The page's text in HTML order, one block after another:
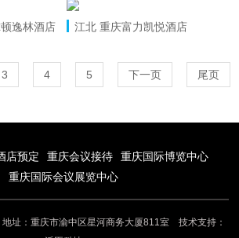
逸林酒店 江北 重庆富力凯悦酒店
3 4 5 下一页 尾页
店预定 重庆会议接待
重庆国际博览中心
重庆国际会议展览中心
址：重庆市渝中区星河商务大厦811室 技术支持：